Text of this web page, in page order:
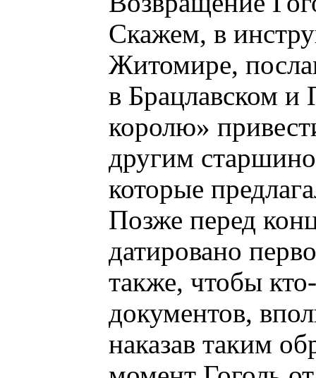
Скажем, в
Житомире,
в Брацлавском и
королю»
другим
которые
Позже перед
датировано
также, чтобы
документов,
наказав таким